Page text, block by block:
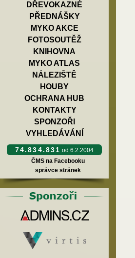
DŘEVOKAZNÉ
PŘEDNÁŠKY
MYKO AKCE
FOTOSOUTĚŽ
KNIHOVNA
MYKO ATLAS
NÁLEZIŠTĚ
HOUBY
OCHRANA HUB
KONTAKTY
SPONZOŘI
VYHLEDÁVÁNÍ
74.834.831 od 6.2.2004
ČMS na Facebooku
správce stránek